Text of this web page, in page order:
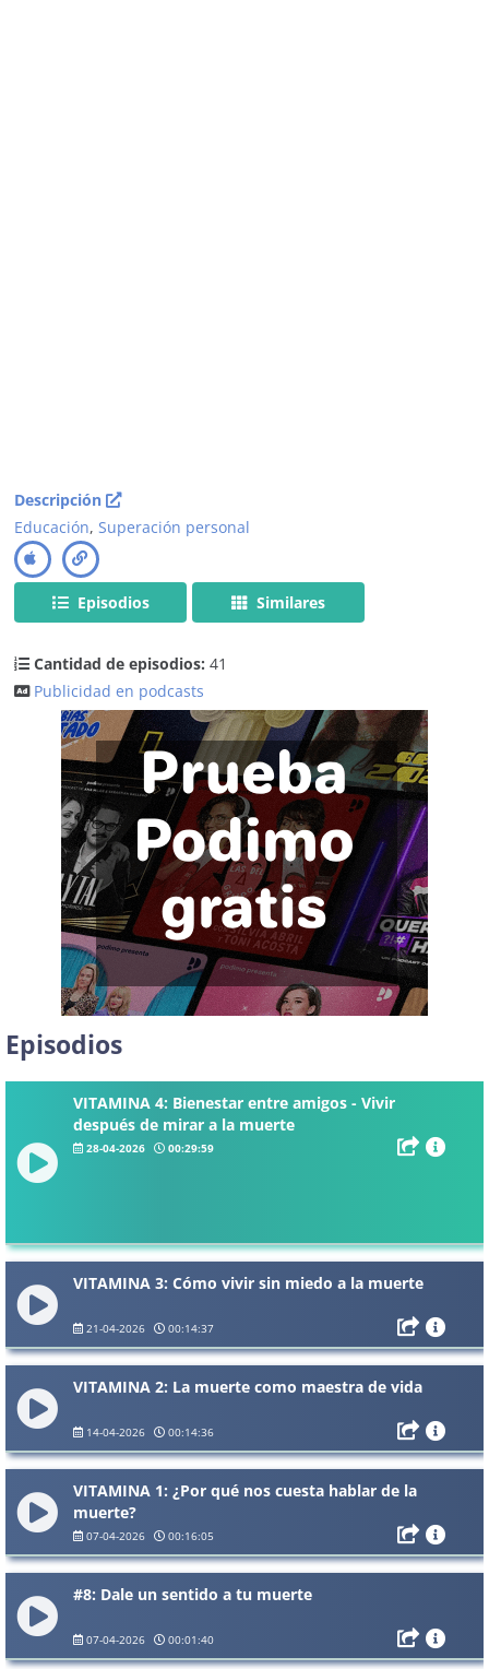
Descripción
Educación,Superación personal
Episodios Similares
Cantidad de episodios: 41
Publicidad en podcasts
Episodios
VITAMINA 4: Bienestar entre amigos - Vivir
después de mirar a la muerte
28-04-2026 00:29:59
VITAMINA 3: Cómo vivir sin miedo a la muerte
21-04-2026 00:14:37
VITAMINA 2: La muerte como maestra de vida
14-04-2026 00:14:36
VITAMINA 1: ¿Por qué nos cuesta hablar de la
muerte?
07-04-2026 00:16:05
#8: Dale un sentido a tu muerte
07-04-2026 00:01:40